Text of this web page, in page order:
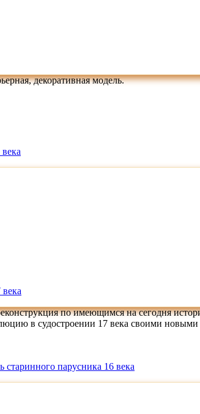
декоративная модель.
по имеющимся на сегодня
в судостроении 17 века своими
старинного парусника 16 века